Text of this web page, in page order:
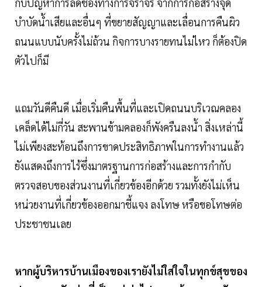
บำบัดน้ำเสียและอื่นๆ ที่ขยายสัญญาและเลื่อนการคืนผิว
ถนนแบบนับครั้งไม่ถ้วน กิจการบางรายทนไม่ไหว ก็ต้องปิด
ตัวไปก็มี
แถมวันดีคืนดี เมื่อเริ่มคืนพื้นที่และเปิดถนนบริเวณคลอง
เคล็ดได้ไม่กี่วัน สะพานข้ามคลองก็พังครืนลงน้ำ สิ่งเหล่านี้
ไม่เพียงสะท้อนถึงการขาดประสิทธิภาพในการทำงานแล้ว
ยังแสดงถึงการไร้ซึ่งมาตรฐานการก่อสร้างและการกำกับ
ตรวจสอบของส่วนงานที่เกี่ยวข้องอีกด้วย รวมทั้งยังไม่เห็น
หน่วยงานที่เกี่ยวข้องออกมาชี้แจง ลงโทษ หรือขอโทษต่อ
ประชาชนเลย
หากผู้บริหารบ้านเมืองของเรายังไม่ใส่ใจในทุกข์สุขของ